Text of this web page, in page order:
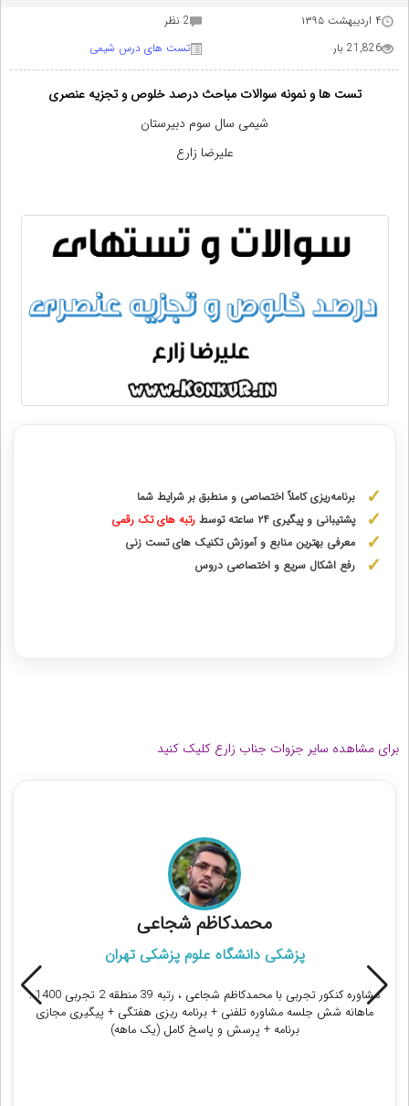
۴ اردیبهشت ۱۳۹۵
2 نظر
21,826 بار
تست های درس شیمی
تست ها و نمونه سوالات مباحث درصد خلوص و تجزیه عنصری
شیمی سال سوم دبیرستان
علیرضا زارع
برنامه‌ریزی کاملاً اختصاصی و منطبق بر شرایط شما
پشتیبانی و پیگیری ۲۴ ساعته توسط
رتبه‌ های تک رقمی
معرفی بهترین منابع و آموزش تکنیک های تست زنی
رفع اشکال سریع و اختصاصی دروس
برای مشاهده سایر جزوات جناب زارع کلیک کنید
محمدکاظم شجاعی
پزشکی دانشگاه علوم پزشکی تهران
مشاوره کنکور تجربی با محمدکاظم شجاعی ، رتبه 39 منطقه 2 تجربی 1400 :
ماهانه شش جلسه مشاوره تلفنی + برنامه ریزی هفتگی + پیگیری مجازی
برنامه + پرسش و پاسخ کامل (یک ماهه)